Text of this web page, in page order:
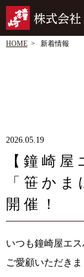
HOME
新着情報
2026.05.19
【鐘崎
「笹か
開催！
いつも鐘崎屋エ
ご愛顧いただき